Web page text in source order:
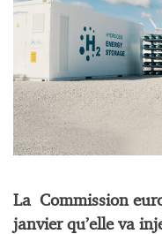
La Commission
janvier qu’elle va